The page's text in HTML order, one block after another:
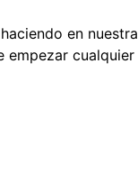
en
empezar